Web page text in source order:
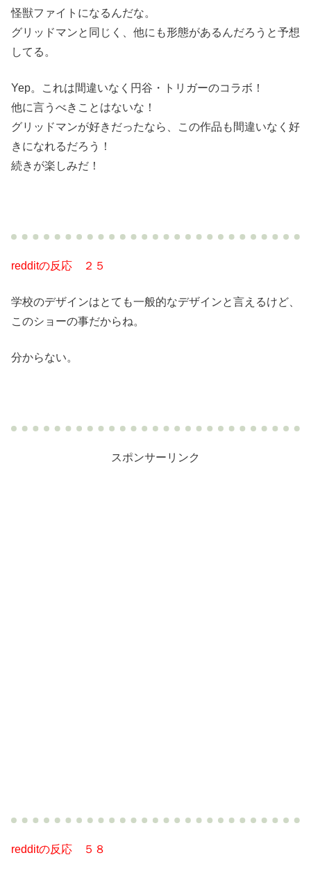
怪獣ファイトになるんだな。
グリッドマンと同じく、他にも形態があるんだろうと予想
してる。
Yep。これは間違いなく円谷・トリガーのコラボ！
他に言うべきことはないな！
グリッドマンが好きだったなら、この作品も間違いなく好
きになれるだろう！
続きが楽しみだ！
redditの反応 ２５
学校のデザインはとても一般的なデザインと言えるけど、
このショーの事だからね。
分からない。
スポンサーリンク
redditの反応 ５８